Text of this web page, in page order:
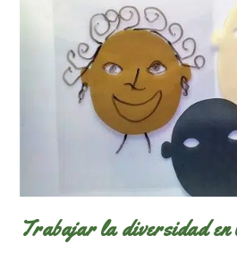
Trabajar la diversidad en